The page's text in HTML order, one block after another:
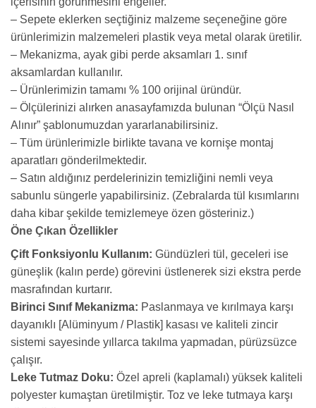
– Sepete eklerken seçtiğiniz malzeme seçeneğine göre
ürünlerimizin malzemeleri plastik veya metal olarak üretilir.
– Mekanizma, ayak gibi perde aksamları 1. sınıf
aksamlardan kullanılır.
– Ürünlerimizin tamamı % 100 orijinal üründür.
– Ölçülerinizi alırken anasayfamızda bulunan “Ölçü Nasıl
Alınır” şablonumuzdan yararlanabilirsiniz.
– Tüm ürünlerimizle birlikte tavana ve kornişe montaj
aparatları gönderilmektedir.
– Satın aldığınız perdelerinizin temizliğini nemli veya
sabunlu süngerle yapabilirsiniz. (Zebralarda tül kısımlarını
daha kibar şekilde temizlemeye özen gösteriniz.)
Öne Çıkan Özellikler
Çift Fonksiyonlu Kullanım: Gündüzleri tül, geceleri ise
güneşlik (kalın perde) görevini üstlenerek sizi ekstra perde
masrafından kurtarır.
Birinci Sınıf Mekanizma: Paslanmaya ve kırılmaya karşı
dayanıklı [Alüminyum / Plastik] kasası ve kaliteli zincir
sistemi sayesinde yıllarca takılma yapmadan, pürüzsüzce
çalışır.
Leke Tutmaz Doku: Özel apreli (kaplamalı) yüksek kaliteli
polyester kumaştan üretilmiştir. Toz ve leke tutmaya karşı